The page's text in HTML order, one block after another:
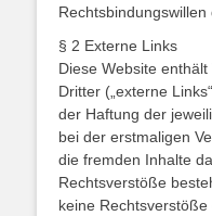
Rechtsbindungswillen
§ 2 Externe Links
Diese Website
Dritter („externe
der Haftung der
bei der erstmaligen
die fremden Inhalte
Rechtsverstöße
keine